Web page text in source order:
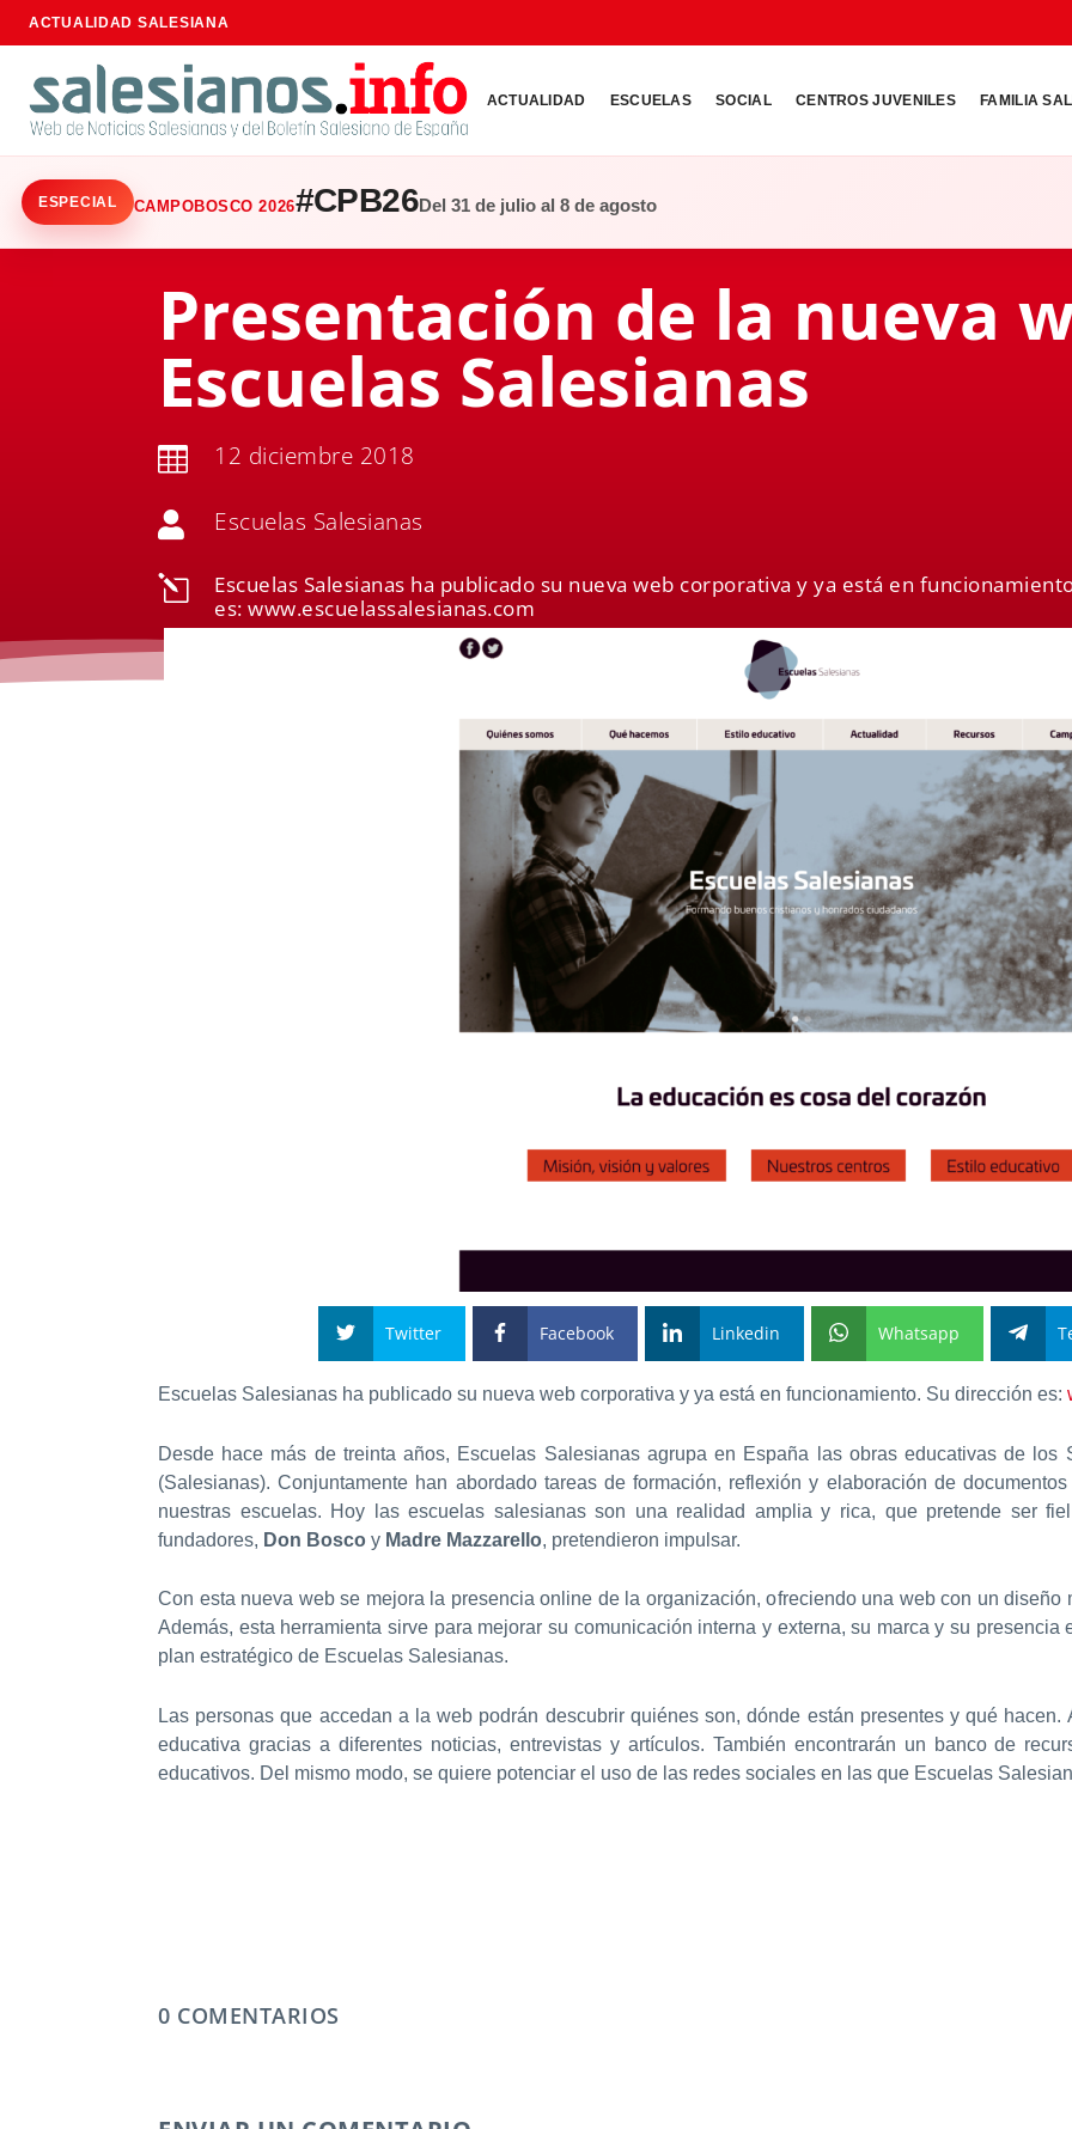
ACTUALIDAD SALESIANA
ACTUALIDAD ESCUELAS SOCIAL CENTROS JUVENILES FAMILIA
ESPECIAL CAMPOBOSCO 2026#CPB26Del 31 de julio al 8 de agosto
Presentación de la nueva
Escuelas Salesianas
 12 diciembre 2018
 Escuelas Salesianas
l
Escuelas Salesianas ha publicado su nueva web corporativa y ya está en
es: www.escuelassalesianas.com
Twitter Facebook Linkedin Whatsapp
Escuelas Salesianas ha publicado su nueva web corporativa y ya está en funcionamiento. Su dirección es:
Desde hace más de treinta años, Escuelas Salesianas agrupa en España las obras educativas de
(Salesianas). Conjuntamente han abordado tareas de formación, reflexión y elaboración de
nuestras escuelas. Hoy las escuelas salesianas son una realidad amplia y rica, que pretende ser
fundadores, Don Bosco y Madre Mazzarello, pretendieron impulsar.
Con esta nueva web se mejora la presencia online de la organización, ofreciendo una web con un
Además, esta herramienta sirve para mejorar su comunicación interna y externa, su marca y su presencia
plan estratégico de Escuelas Salesianas.
Las personas que accedan a la web podrán descubrir quiénes son, dónde están presentes y qué
educativa gracias a diferentes noticias, entrevistas y artículos. También encontrarán un banco de
educativos. Del mismo modo, se quiere potenciar el uso de las redes sociales en las que Escuelas
0 COMENTARIOS